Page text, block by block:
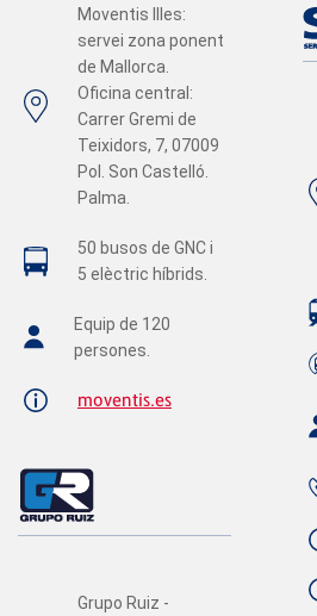
Moventis Illes:
servei zona ponent
de Mallorca.
Oficina central:
Carrer Gremi de
Teixidors, 7, 07009
Pol. Son Castelló.
Palma.
50 busos de GNC i
5 elèctric híbrids.
Equip de 120
persones.
moventis.es
Grupo Ruiz -